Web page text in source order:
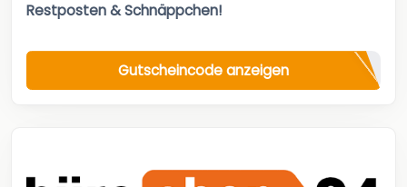
Restposten & Schnäppchen!
Gutscheincode anzeigen